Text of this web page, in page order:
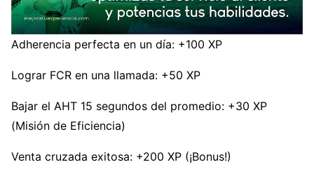
Adherencia perfecta en un día: +100 XP
Lograr FCR en una llamada: +50 XP
Bajar el AHT 15 segundos del promedio: +30 XP
(Misión de Eficiencia)
Venta cruzada exitosa: +200 XP (¡Bonus!)